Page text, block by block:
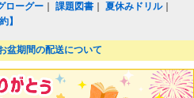
ローグー ｜課題図書 ｜夏休みドリル｜
】
盆期間の配送について